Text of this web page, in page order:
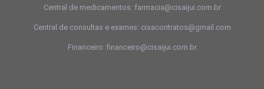
Central de medicamentos: farmacia@cisaijui.com.br
Central de consultas e exames: cisacontratos@gmail.com
Financeiro: financeiro@cisaijui.com.br